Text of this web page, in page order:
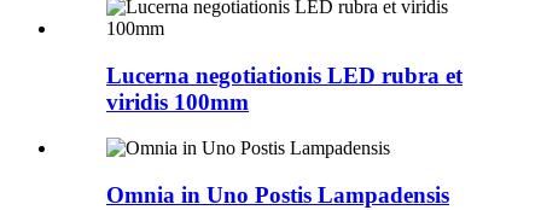
Lucerna negotiationis LED rubra et
viridis 100mm
Omnia in Uno Postis Lampadensis